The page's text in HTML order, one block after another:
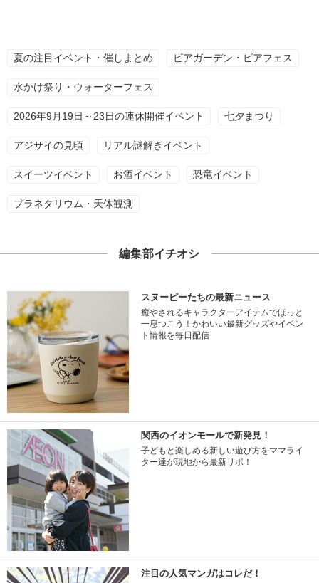
夏の注目イベント・催しまとめ ビアガーデン・ビアフェス
水かけ祭り・ウォーターフェス
2026年9月19日～23日の連休開催イベント 七夕まつり
アジサイの見頃 リアル謎解きイベント
スイーツイベント お酒イベント 恐竜イベント
プラネタリウム・天体観測
編集部イチオシ
スヌーピーたちの最新ニュース
癒やされるキャラクターアイテムでほっと
一息つこう！かわいい最新グッズやイベン
ト情報を毎日配信
関西のイオンモールで新発見！
子どもと楽しめる新しい遊び方をママライ
ター達が現地から最新リポ！
注目の人気マンガはコレだ！